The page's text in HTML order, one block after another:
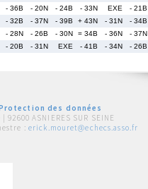
- 36B - 20N - 24B - 33N EXE - 21B
- 32B - 37N - 39B + 43N - 31N - 34B
- 28N - 26B - 30N = 34B - 36N - 37N
- 20B - 31N EXE - 41B - 34N - 26B
des données
ASNIERES SUR SEINE
: erick.mouret@echecs.asso.fr